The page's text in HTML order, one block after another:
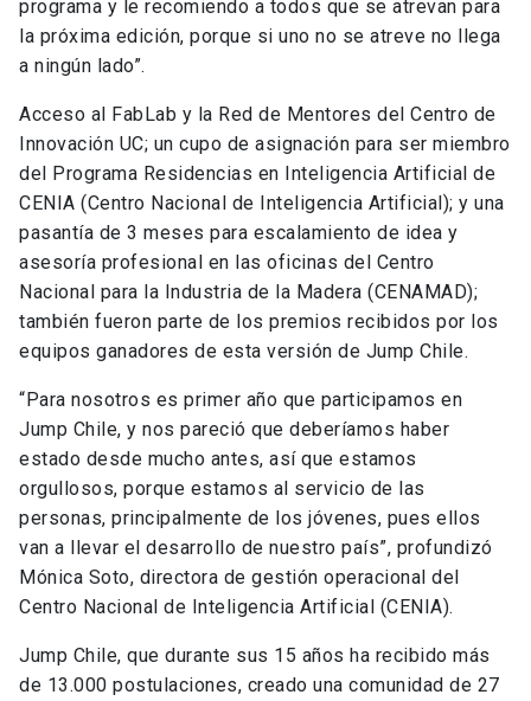
programa y le recomiendo a todos que se atrevan para
la próxima edición, porque si uno no se atreve no llega
a ningún lado”.
Acceso al FabLab y la Red de Mentores del Centro de
Innovación UC; un cupo de asignación para ser miembro
del Programa Residencias en Inteligencia Artificial de
CENIA (Centro Nacional de Inteligencia Artificial); y una
pasantía de 3 meses para escalamiento de idea y
asesoría profesional en las oficinas del Centro
Nacional para la Industria de la Madera (CENAMAD);
también fueron parte de los premios recibidos por los
equipos ganadores de esta versión de Jump Chile.
“Para nosotros es primer año que participamos en
Jump Chile, y nos pareció que deberíamos haber
estado desde mucho antes, así que estamos
orgullosos, porque estamos al servicio de las
personas, principalmente de los jóvenes, pues ellos
van a llevar el desarrollo de nuestro país”, profundizó
Mónica Soto, directora de gestión operacional del
Centro Nacional de Inteligencia Artificial (CENIA).
Jump Chile, que durante sus 15 años ha recibido más
de 13.000 postulaciones, creado una comunidad de 27